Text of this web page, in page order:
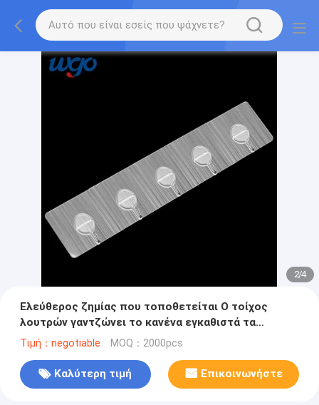
2/4
Ελεύθερος ζημίας που τοποθετείται Ο τοίχος
λουτρών γαντζώνει το κανένα εγκαθιστά τα
εργαλεία που απαιτούνται
Τιμή：negotiable MOQ：2000pcs
Καλύτερη τιμή Επικοινωνήστε